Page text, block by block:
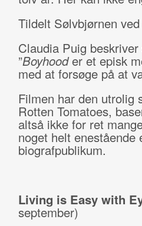
Tildelt Sølvbjørnen
Claudia Puig
”Boyhooder et episk
med at forsøge på at
Filmen har den
Rotten Tomatoes,
altså ikke for ret
noget helt enestående
biografpublikum.
Living is Easy with
september)